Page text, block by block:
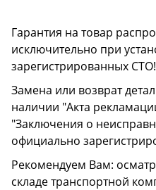
Гарантия на товар
исключительно при
зарегистрированных СТО!
Замена или возврат
наличии "Акта
"Заключения о
официально
Рекомендуем Вам:
складе транспортной